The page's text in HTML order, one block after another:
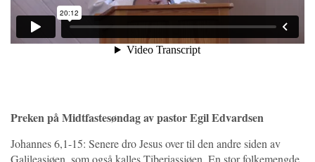
Preken på Midtfastesøndag av pastor Egil Edvardsen
Johannes 6,1-15: Senere dro Jesus over til den andre siden av
Galileasjøen, som også kalles Tiberiassjøen. En stor folkemengde